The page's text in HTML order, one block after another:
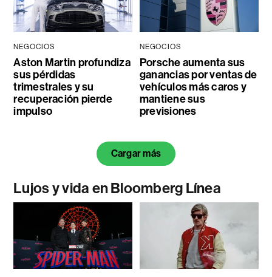
NEGOCIOS
Aston Martin profundiza
sus pérdidas
trimestrales y su
recuperación pierde
impulso
NEGOCIOS
Porsche aumenta sus
ganancias por ventas de
vehículos más caros y
mantiene sus
previsiones
Cargar más
Lujos y vida en Bloomberg Línea